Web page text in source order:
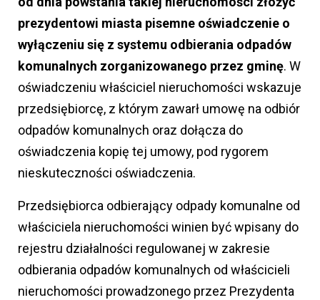
prezydentowi miasta pisemne oświadczenie o
wyłączeniu się z systemu odbierania odpadów
komunalnych zorganizowanego przez gminę. W
oświadczeniu właściciel nieruchomości wskazuje
przedsiębiorcę, z którym zawarł umowę na odbiór
odpadów komunalnych oraz dołącza do
oświadczenia kopię tej umowy, pod rygorem
nieskuteczności oświadczenia.
Przedsiębiorca odbierający odpady komunalne od
właściciela nieruchomości winien być wpisany do
rejestru działalności regulowanej w zakresie
odbierania odpadów komunalnych od właścicieli
nieruchomości prowadzonego przez Prezydenta